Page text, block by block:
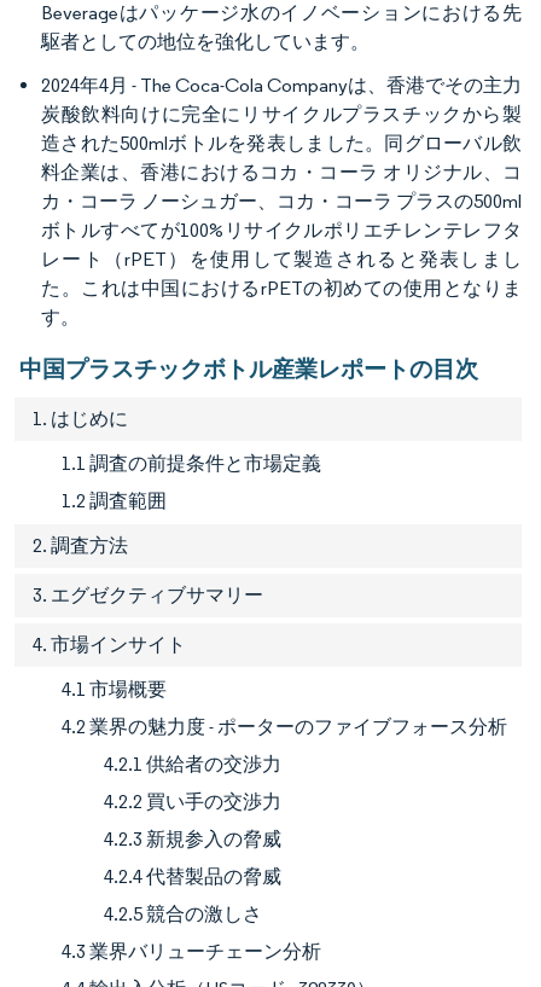
Beverageはパッケージ水のイノベーションにおける先
駆者としての地位を強化しています。
2024年4月 - The Coca-Cola Companyは、香港でその主力
炭酸飲料向けに完全にリサイクルプラスチックから製
造された500mlボトルを発表しました。同グローバル飲
料企業は、香港におけるコカ・コーラ オリジナル、コ
カ・コーラ ノーシュガー、コカ・コーラ プラスの500ml
ボトルすべてが100%リサイクルポリエチレンテレフタ
レート（rPET）を使用して製造されると発表しまし
た。これは中国におけるrPETの初めての使用となりま
す。
中国プラスチックボトル産業レポートの目次
1. はじめに
1.1 調査の前提条件と市場定義
1.2 調査範囲
2. 調査方法
3. エグゼクティブサマリー
4. 市場インサイト
4.1 市場概要
4.2 業界の魅力度 - ポーターのファイブフォース分析
4.2.1 供給者の交渉力
4.2.2 買い手の交渉力
4.2.3 新規参入の脅威
4.2.4 代替製品の脅威
4.2.5 競合の激しさ
4.3 業界バリューチェーン分析